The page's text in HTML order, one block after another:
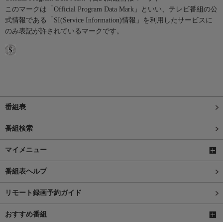
このマークは「Official Program Data Mark」といい、テレビ番組の公
式情報である「SI(Service Information)情報」を利用したサービスに
のみ表記が許されているマークです。
番組表
番組検索
マイメニュー
番組表ヘルプ
リモート録画予約ガイド
おすすめ番組